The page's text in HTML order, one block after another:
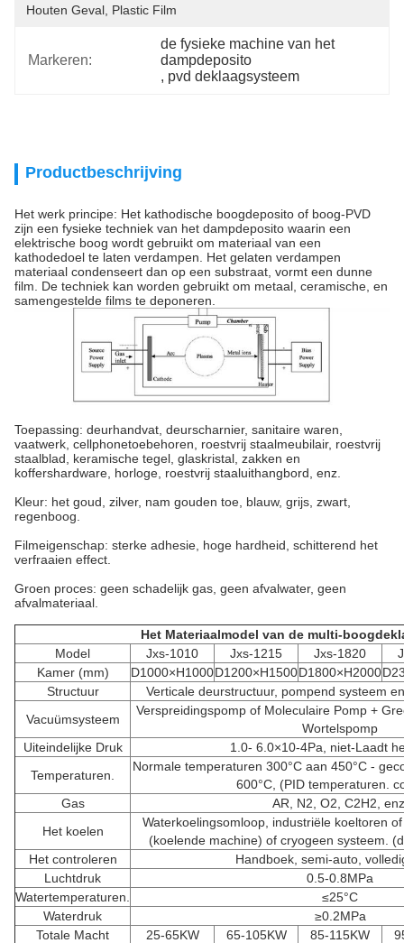
Houten Geval, Plastic Film
Markeren:
de fysieke machine van het
dampdeposito
, pvd deklaagsysteem
Productbeschrijving
Het werk principe: Het kathodische boogdeposito of boog-PVD
zijn een fysieke techniek van het dampdeposito waarin een
elektrische boog wordt gebruikt om materiaal van een
kathodedoel te laten verdampen. Het gelaten verdampen
materiaal condenseert dan op een substraat, vormt een dunne
film. De techniek kan worden gebruikt om metaal, ceramische, en
samengestelde films te deponeren.
Toepassing: deurhandvat, deurscharnier, sanitaire waren,
vaatwerk, cellphonetoebehoren, roestvrij staalmeubilair, roestvrij
staalblad, keramische tegel, glaskristal, zakken en
koffershardware, horloge, roestvrij staaluithangbord, enz.
Kleur: het goud, zilver, nam gouden toe, blauw, grijs, zwart,
regenboog.
Filmeigenschap: sterke adhesie, hoge hardheid, schitterend het
verfraaien effect.
Groen proces: geen schadelijk gas, geen afvalwater, geen
afvalmateriaal.
Het Materiaalmodel van de multi-
Model
Jxs-1010 Jxs-1215 Jxs-1820
Kamer (mm)
D1000×H1000D1200×H1500D1800×H2000
Structuur
Verticale deurstructuur, pompend systeem
Vacuümsysteem
Verspreidingspomp of Moleculaire Pomp +
Wortelspomp
Uiteindelijke Druk
1.0- 6.0×10-4Pa, niet-Laadt
Temperaturen.
Normale temperaturen 300°C aan 450°C -
600°C, (PID temperaturen.
Gas
AR, N2, O2, C2H2,
Het koelen
Waterkoelingsomloop, industriële koeltoren
(koelende machine) of cryogeen systeem.
Het controleren
Handboek, semi-auto,
Luchtdruk
0.5-0.8MPa
Watertemperaturen.
≤25°C
Waterdruk
≥0.2MPa
Totale Macht
25-65KW 65-105KW 85-115KW